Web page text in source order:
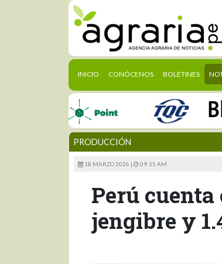
INICIO (CURRENT)
CONÓCENOS BOLETINES
PRODUCCIÓN
18 MARZO 2026 | 09:15 AM
Perú cuenta
jengibre y